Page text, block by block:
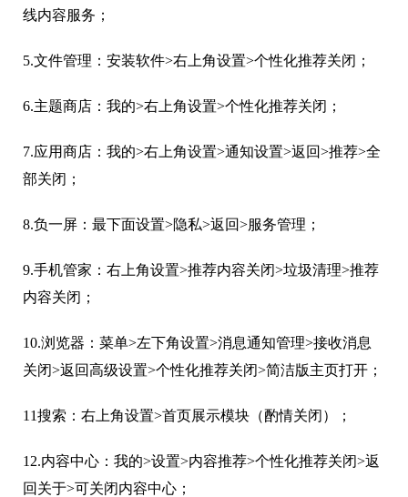
线内容服务；
5.文件管理：安装软件>右上角设置>个性化推荐关闭；
6.主题商店：我的>右上角设置>个性化推荐关闭；
7.应用商店：我的>右上角设置>通知设置>返回>推荐>全
部关闭；
8.负一屏：最下面设置>隐私>返回>服务管理；
9.手机管家：右上角设置>推荐内容关闭>垃圾清理>推荐
内容关闭；
10.浏览器：菜单>左下角设置>消息通知管理>接收消息
关闭>返回高级设置>个性化推荐关闭>简洁版主页打开；
11搜索：右上角设置>首页展示模块（酌情关闭）；
12.内容中心：我的>设置>内容推荐>个性化推荐关闭>返
回关于>可关闭内容中心；